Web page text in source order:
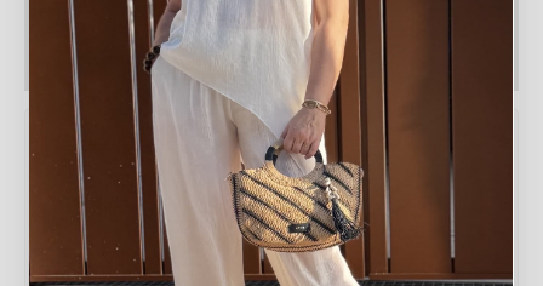
Valoraciones (0)
Política de devoluciones
Tabla de medidas
Medida Valor
Sisa a sisa 43 hasta 56 cm